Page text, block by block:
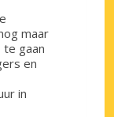
maar
gaan
en
in